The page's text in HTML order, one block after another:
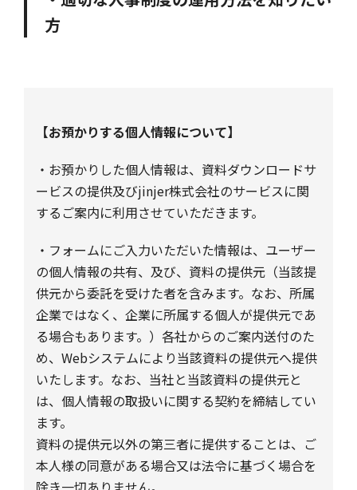
方
【お預かりする個人情報について】
・お預かりした個人情報は、資料ダウンロードサ
ービスの提供及びjinjer株式会社のサービスに関
するご案内に利用させていただきます。
・フォームにご入力いただいた情報は、ユーザー
の個人情報の共有、及び、資料の提供元（当該提
供元から委託を受けた者を含みます。なお、所属
企業ではなく、企業に所属する個人が提供元であ
る場合もあります。）各社からのご案内送付のた
め、Webシステムにより当該資料の提供元へ提供
いたします。なお、当社と当該資料の提供元と
は、個人情報の取扱いに関する契約を締結してい
ます。
資料の提供元以外の第三者に提供することは、ご
本人様の同意がある場合又は法令に基づく場合を